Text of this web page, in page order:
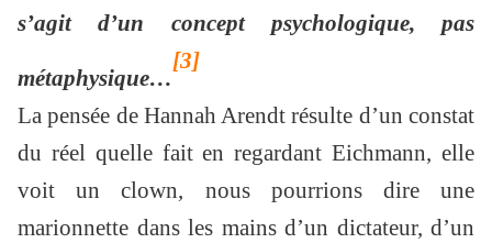
s’agit d’un concept psychologique, pas
métaphysique…
[3]
La pensée de Hannah Arendt résulte d’un constat
du réel quelle fait en regardant Eichmann, elle
voit un clown, nous pourrions dire une
marionnette dans les mains d’un dictateur, d’un